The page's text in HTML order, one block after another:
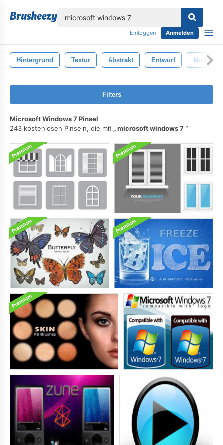
Einloggen Anmelden
Hintergrund Textur Abstrakt Entwurf Muster
Filters
Microsoft Windows 7 Pinsel
243 kostenlosen Pinseln, die mit
microsoft windows 7